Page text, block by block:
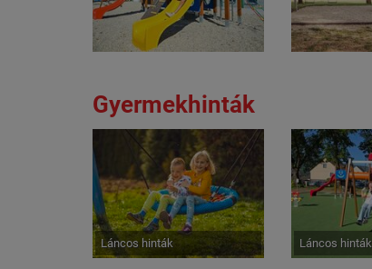
Gyermekhinták
Láncos hinták Láncos hinták